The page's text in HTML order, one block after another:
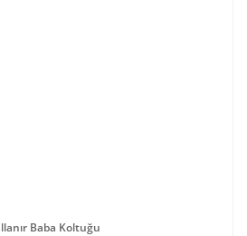
Baba Koltuğu